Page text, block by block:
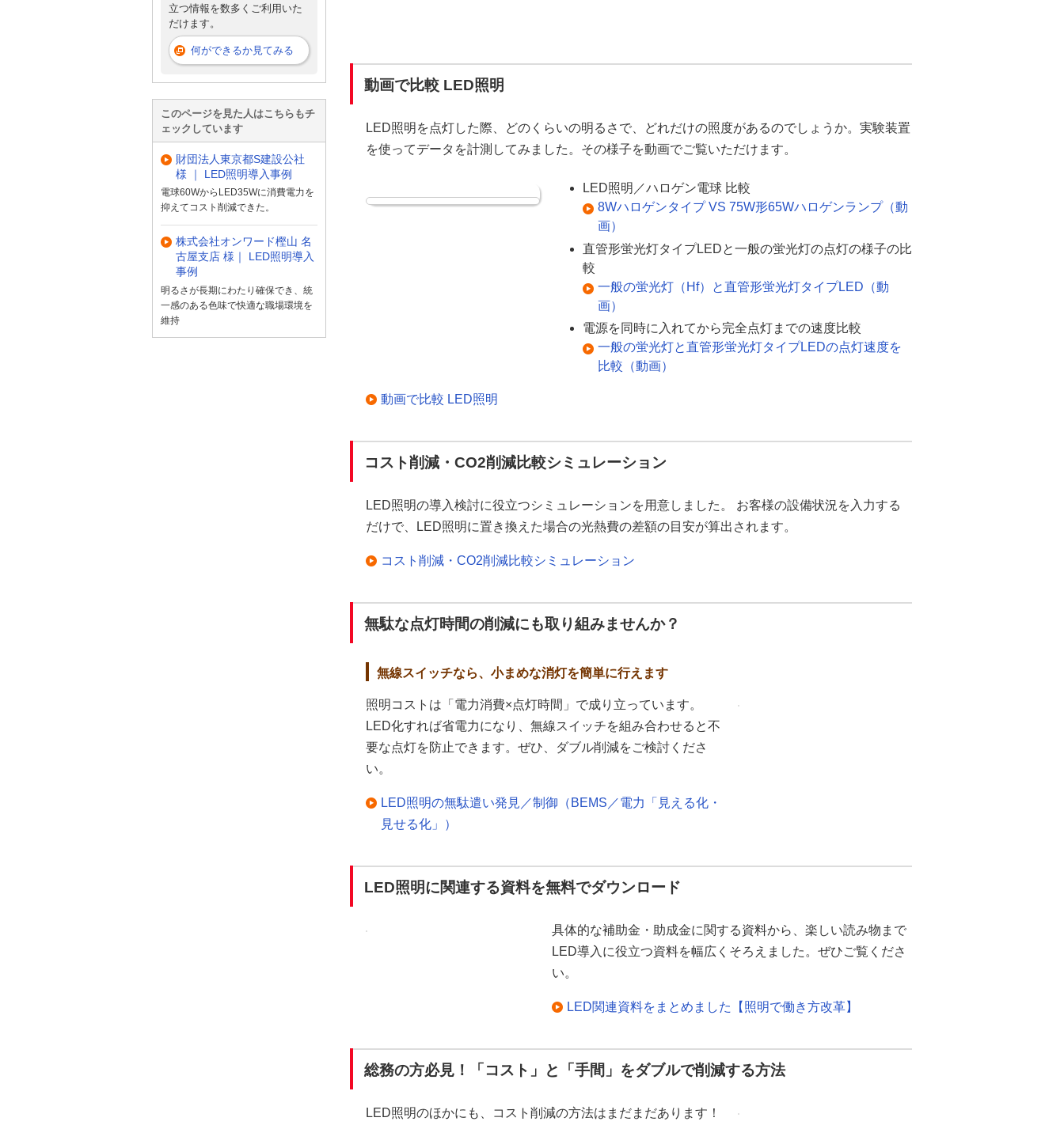
動画で比較 LED照明
LED照明を点灯した際、どのくらいの明るさで、どれだけの照度があるのでしょうか。実験装置
を使ってデータを計測してみました。その様子を動画でご覧いただけます。
LED照明／ハロゲン電球 比較
8Wハロゲンタイプ VS 75W形65Wハロゲンランプ（動
画）
直管形蛍光灯タイプLEDと一般の蛍光灯の点灯の様子の比
較
一般の蛍光灯（Hf）と直管形蛍光灯タイプLED（動
画）
電源を同時に入れてから完全点灯までの速度比較
一般の蛍光灯と直管形蛍光灯タイプLEDの点灯速度を
比較（動画）
動画で比較 LED照明
コスト削減・CO2削減比較シミュレーション
LED照明の導入検討に役立つシミュレーションを用意しました。 お客様の設備状況を入力する
だけで、LED照明に置き換えた場合の光熱費の差額の目安が算出されます。
コスト削減・CO2削減比較シミュレーション
無駄な点灯時間の削減にも取り組みませんか？
無線スイッチなら、小まめな消灯を簡単に行えます
照明コストは「電力消費×点灯時間」で成り立っています。
LED化すれば省電力になり、無線スイッチを組み合わせると不
要な点灯を防止できます。ぜひ、ダブル削減をご検討くださ
い。
LED照明の無駄遣い発見／制御（BEMS／電力「見える化・
見せる化」）
LED照明に関連する資料を無料でダウンロード
具体的な補助金・助成金に関する資料から、楽しい読み物まで
LED導入に役立つ資料を幅広くそろえました。ぜひご覧くださ
い。
LED関連資料をまとめました【照明で働き方改革】
総務の方必見！「コスト」と「手間」をダブルで削減する方法
LED照明のほかにも、コスト削減の方法はまだまだあります！
立つ情報を数多くご利用いた
だけます。
何ができるか見てみる
このページを見た人はこちらもチ
ェックしています
財団法人東京都S建設公社
様 ｜ LED照明導入事例
電球60WからLED35Wに消費電力を
抑えてコスト削減できた。
株式会社オンワード樫山 名
古屋支店 様｜ LED照明導入
事例
明るさが長期にわたり確保でき、統
一感のある色味で快適な職場環境を
維持